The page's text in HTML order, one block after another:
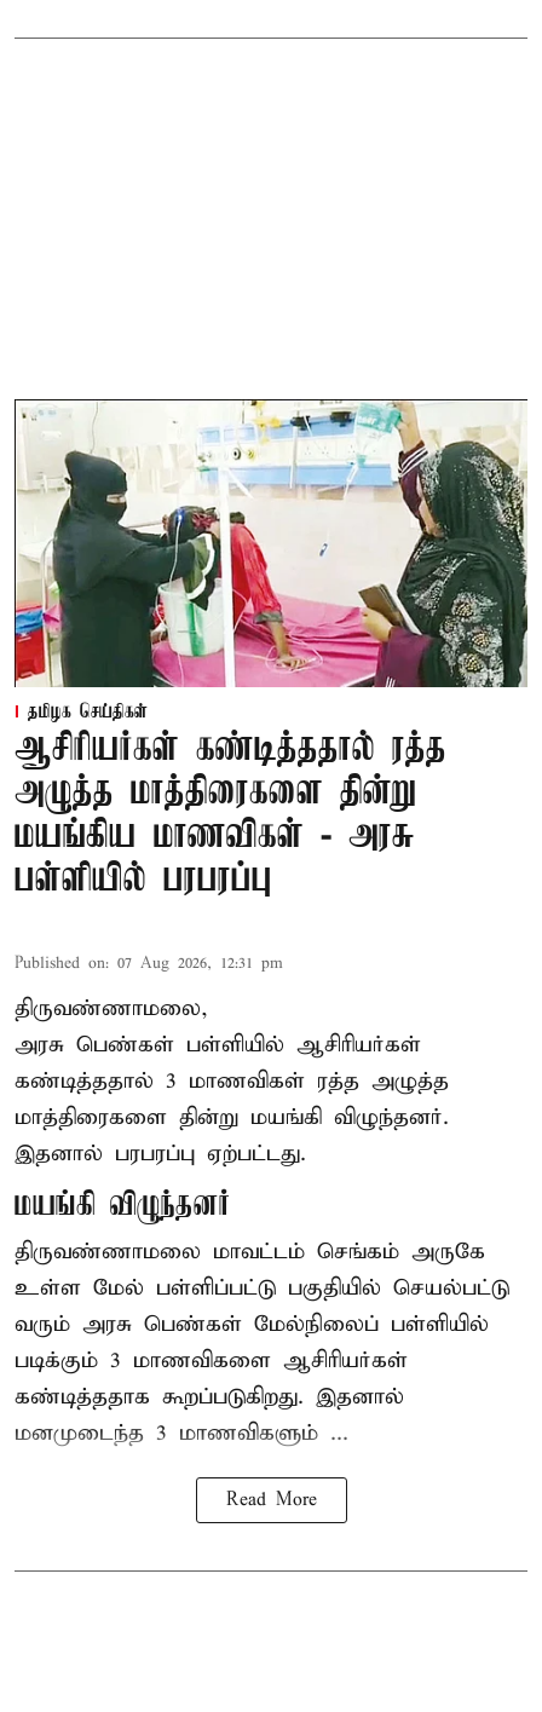
தமிழக செய்திகள்
ஆசிரியர்கள் கண்டித்ததால் ரத்த
அழுத்த மாத்திரைகளை தின்று
மயங்கிய மாணவிகள் - அரசு
பள்ளியில் பரபரப்பு
Published on: 07 Aug 2026, 12:31 pm
திருவண்ணாமலை,
அரசு பெண்கள் பள்ளியில் ஆசிரியர்கள்
கண்டித்ததால் 3 மாணவிகள் ரத்த அழுத்த
மாத்திரைகளை தின்று மயங்கி விழுந்தனர்.
இதனால் பரபரப்பு ஏற்பட்டது.
மயங்கி விழுந்தனர்
திருவண்ணாமலை மாவட்டம் செங்கம் அருகே
உள்ள மேல் பள்ளிப்பட்டு பகுதியில் செயல்பட்டு
வரும் அரசு பெண்கள் மேல்நிலைப் பள்ளியில்
படிக்கும் 3 மாணவிகளை ஆசிரியர்கள்
கண்டித்ததாக கூறப்படுகிறது. இதனால்
மனமுடைந்த 3 மாணவிகளும் ...
Read More